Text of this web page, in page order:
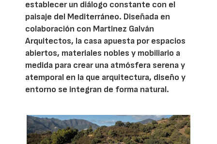
establecer un diálogo constante con el
paisaje del Mediterráneo. Diseñada en
colaboración con Martinez Galván
Arquitectos, la casa apuesta por espacios
abiertos, materiales nobles y mobiliario a
medida para crear una atmósfera serena y
atemporal en la que arquitectura, diseño y
entorno se integran de forma natural.